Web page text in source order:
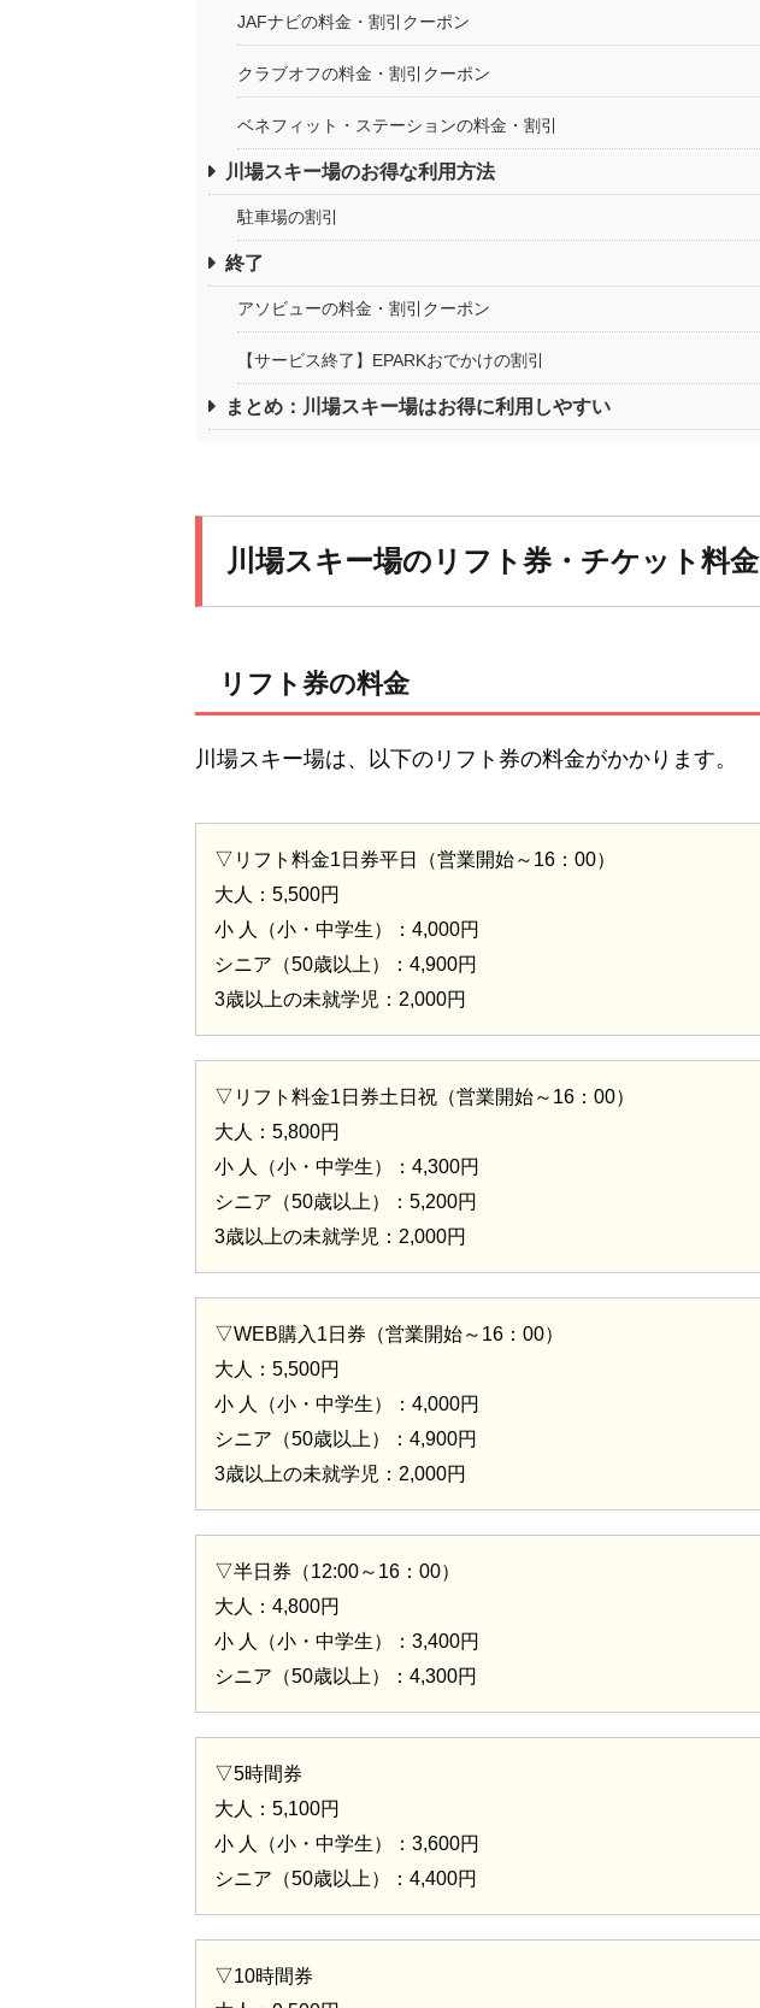
JAFナビの料金・割引クーポン
クラブオフの料金・割引クーポン
ベネフィット・ステーションの料金・割引
川場スキー場のお得な利用方法
駐車場の割引
終了
アソビューの料金・割引クーポン
【サービス終了】EPARKおでかけの割引
まとめ：川場スキー場はお得に利用しやすい
川場スキー場のリフト券・チケット料金
リフト券の料金
川場スキー場は、以下のリフト券の料金がかかります。
▽リフト料金1日券平日（営業開始～16：00）
大人：5,500円
小 人（小・中学生）：4,000円
シニア（50歳以上）：4,900円
3歳以上の未就学児：2,000円
▽リフト料金1日券土日祝（営業開始～16：00）
大人：5,800円
小 人（小・中学生）：4,300円
シニア（50歳以上）：5,200円
3歳以上の未就学児：2,000円
▽WEB購入1日券（営業開始～16：00）
大人：5,500円
小 人（小・中学生）：4,000円
シニア（50歳以上）：4,900円
3歳以上の未就学児：2,000円
▽半日券（12:00～16：00）
大人：4,800円
小 人（小・中学生）：3,400円
シニア（50歳以上）：4,300円
▽5時間券
大人：5,100円
小 人（小・中学生）：3,600円
シニア（50歳以上）：4,400円
▽10時間券